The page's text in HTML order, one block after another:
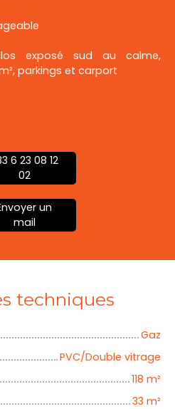
exposé sud au calme,
parkings et carport
6 23 08 12
02
un
mail
techniques
Gaz
PVC/Double vitrage
118 m²
33 m²